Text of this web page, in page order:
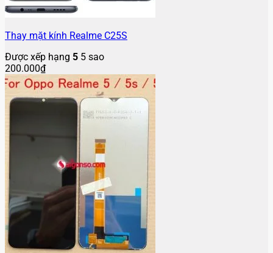
Thay mặt kính Realme C25S
Được xếp hạng 5 5 sao
200.000₫